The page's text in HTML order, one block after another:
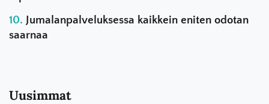
Jumalanpalveluksessa kaikkein eniten odotan
saarnaa
Uusimmat